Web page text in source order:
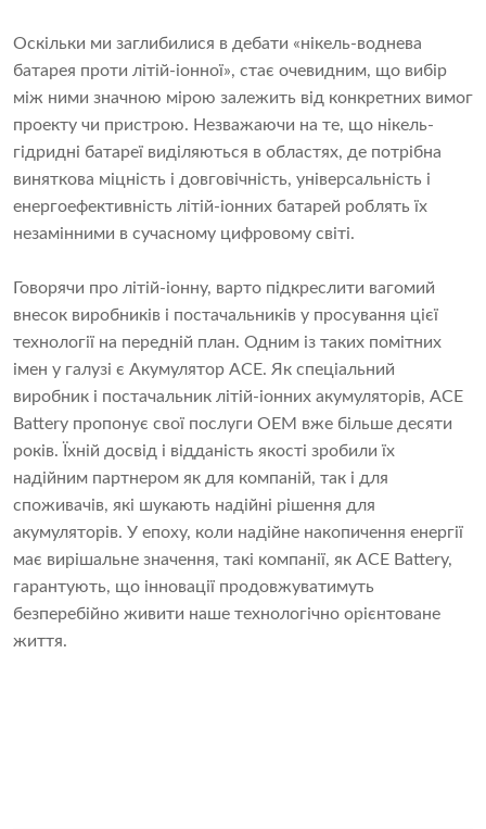
Оскільки ми заглибилися в дебати «нікель-воднева
батарея проти літій-іонної», стає очевидним, що вибір
між ними значною мірою залежить від конкретних вимог
проекту чи пристрою. Незважаючи на те, що нікель-
гідридні батареї виділяються в областях, де потрібна
виняткова міцність і довговічність, універсальність і
енергоефективність літій-іонних батарей роблять їх
незамінними в сучасному цифровому світі.
Говорячи про літій-іонну, варто підкреслити вагомий
внесок виробників і постачальників у просування цієї
технології на передній план. Одним із таких помітних
імен у галузі є Акумулятор ACE. Як спеціальний
виробник і постачальник літій-іонних акумуляторів, ACE
Battery пропонує свої послуги OEM вже більше десяти
років. Їхній досвід і відданість якості зробили їх
надійним партнером як для компаній, так і для
споживачів, які шукають надійні рішення для
акумуляторів. У епоху, коли надійне накопичення енергії
має вирішальне значення, такі компанії, як ACE Battery,
гарантують, що інновації продовжуватимуть
безперебійно живити наше технологічно орієнтоване
життя.